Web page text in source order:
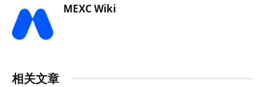
MEXC Wiki
相关文章